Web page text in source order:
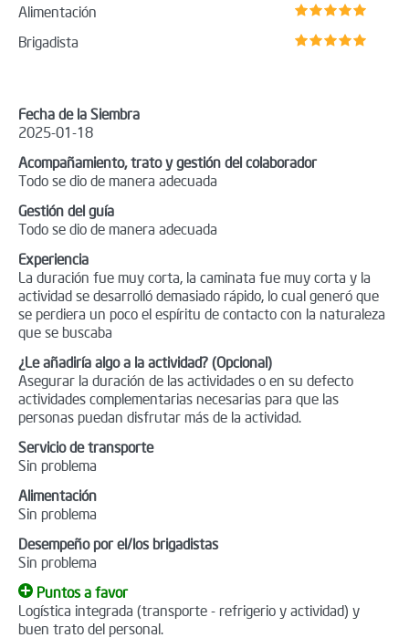
Alimentación
Brigadista
Fecha de la Siembra
2025-01-18
Acompañamiento, trato y gestión del colaborador
Todo se dio de manera adecuada
Gestión del guía
Todo se dio de manera adecuada
Experiencia
La duración fue muy corta, la caminata fue muy corta y la
actividad se desarrolló demasiado rápido, lo cual generó que
se perdiera un poco el espíritu de contacto con la naturaleza
que se buscaba
¿Le añadiría algo a la actividad? (Opcional)
Asegurar la duración de las actividades o en su defecto
actividades complementarias necesarias para que las
personas puedan disfrutar más de la actividad.
Servicio de transporte
Sin problema
Alimentación
Sin problema
Desempeño por el/los brigadistas
Sin problema
Puntos a favor
Logística integrada (transporte - refrigerio y actividad) y
buen trato del personal.